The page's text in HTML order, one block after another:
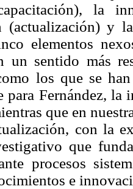
la
(actualización) y
elementos
un sentido más
los que se
para Fernández,
que en
con la
que
procesos
e